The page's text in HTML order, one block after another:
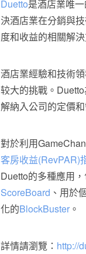
Duetto是酒店業唯
決酒店業在分銷與
度和收益的相關解決
酒店業經驗和技術
较大的挑戰。
解納入公司的定價
對於利用
客房收益(RevPAR)
Duetto的多種應用
ScoreBoard 、用於
化的BlockBuster。
詳情請瀏覽： http://